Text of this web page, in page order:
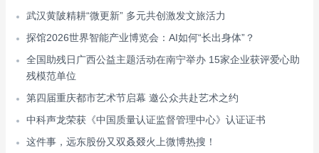
武汉黄陂精耕“微更新” 多元共创激发文旅活力
探馆2026世界智能产业博览会：AI如何“长出身体”？
全国助残日广西公益主题活动在南宁举办 15家企业获评爱心助
残模范单位
第四届重庆都市艺术节启幕 邀公众共赴艺术之约
中科声龙荣获《中国质量认证监督管理中心》认证证书
这件事，远东股份又双叒叕火上微博热搜！